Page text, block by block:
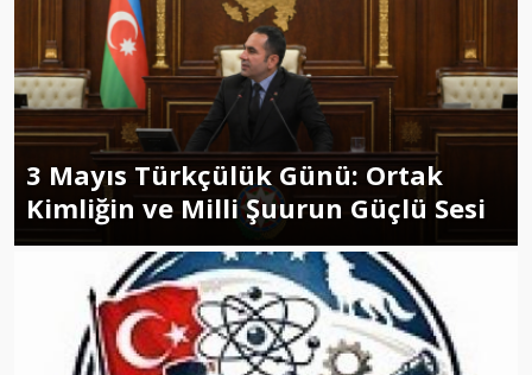
3 Mayıs Türkçülük Günü: Ortak
Kimliğin ve Milli Şuurun Güçlü Sesi